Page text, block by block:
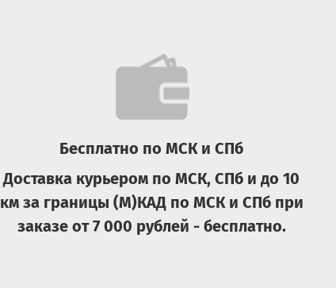
Бесплатно по МСК и СПб
Доставка курьером по МСК, СПб и до 10
км за границы (М)КАД по МСК и СПб при
заказе от 7 000 рублей - бесплатно.